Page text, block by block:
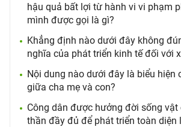
hậu quả bất lợi từ hành vi vi phạm
mình được gọi là gì?
Khẳng định nào dưới đây không
nghĩa của phát triển kinh tế đối với
Nội dung nào dưới đây là biểu hiện
giữa cha mẹ và con?
Công dân được hưởng đời sống vật
thần đầy đủ để phát triển toàn diện